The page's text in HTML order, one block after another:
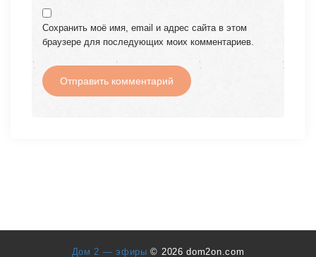
Сохранить моё имя, email и адрес сайта в этом
браузере для последующих моих комментариев.
Дом 2 — эфиры© 2026 dom2on.com